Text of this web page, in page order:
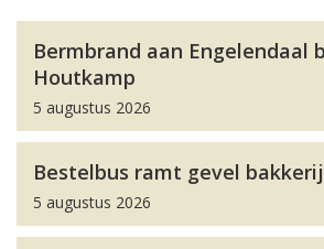
Bermbrand aan Engelendaal
Houtkamp
5 augustus 2026
Bestelbus ramt gevel
5 augustus 2026